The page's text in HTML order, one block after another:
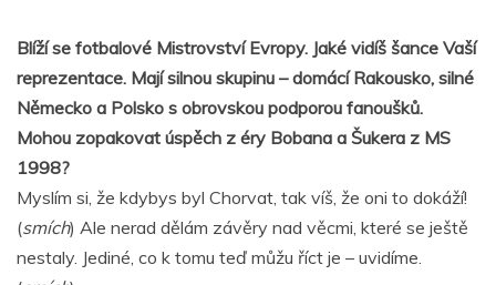
Blíží se fotbalové Mistrovství Evropy. Jaké vidíš šance Vaší
reprezentace. Mají silnou skupinu – domácí Rakousko, silné
Německo a Polsko s obrovskou podporou fanoušků.
Mohou zopakovat úspěch z éry Bobana a Šukera z MS
1998?
Myslím si, že kdybys byl Chorvat, tak víš, že oni to dokáží!
(smích) Ale nerad dělám závěry nad věcmi, které se ještě
nestaly. Jediné, co k tomu teď můžu říct je – uvidíme.